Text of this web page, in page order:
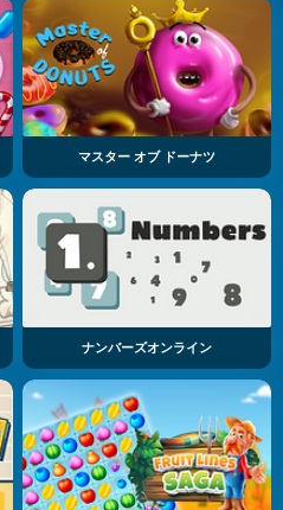
マスター オブ ドーナツ
ナンバーズオンライン